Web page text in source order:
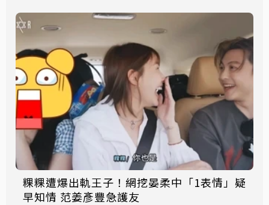
粿粿遭爆出軌王子！網挖晏柔中「1表情」疑
早知情 范姜彥豐急護友